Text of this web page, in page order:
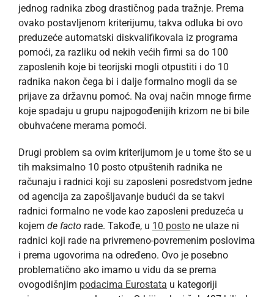
jednog radnika zbog drastičnog pada tražnje. Prema
ovako postavljenom kriterijumu, takva odluka bi ovo
preduzeće automatski diskvalifikovala iz programa
pomoći, za razliku od nekih većih firmi sa do 100
zaposlenih koje bi teorijski mogli otpustiti i do 10
radnika nakon čega bi i dalje formalno mogli da se
prijave za državnu pomoć. Na ovaj način mnoge firme
koje spadaju u grupu najpogođenijih krizom ne bi bile
obuhvaćene merama pomoći.
Drugi problem sa ovim kriterijumom je u tome što se u
tih maksimalno 10 posto otpuštenih radnika ne
računaju i radnici koji su zaposleni posredstvom jedne
od agencija za zapošljavanje budući da se takvi
radnici formalno ne vode kao zaposleni preduzeća u
kojem de facto rade. Takođe, u 10 posto ne ulaze ni
radnici koji rade na privremeno-povremenim poslovima
i prema ugovorima na određeno. Ovo je posebno
problematično ako imamo u vidu da se prema
ovogodišnjim podacima Eurostata u kategoriji